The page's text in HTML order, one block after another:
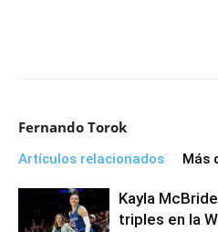
Fernando Torok
Artículos relacionados Más
Kayla
triples en la